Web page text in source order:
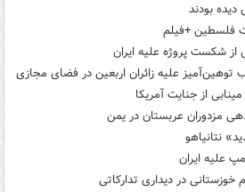
بودند
فلسطین +فیلم
شکست پروژه علیه ایران
علیه زائران اربعین در فضای مجازی
از جنایت آمریکا
مزدوران عربستان در یمن
نتانیاهو
علیه ایران
در دیداری تدارکاتی